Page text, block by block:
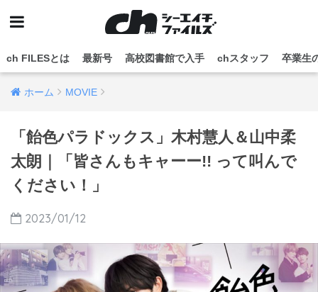
ch FILESとは 最新号 高校図書館で入手 chスタッフ 卒業生
ホーム MOVIE
「飴色パラドックス」木村慧人＆山中柔
太朗｜「皆さんもキャーー!! って叫んで
ください！」
2023/01/12